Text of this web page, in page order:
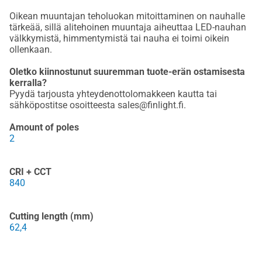
Oikean muuntajan teholuokan mitoittaminen on nauhalle
tärkeää, sillä alitehoinen muuntaja aiheuttaa LED-nauhan
välkkymistä, himmentymistä tai nauha ei toimi oikein
ollenkaan.
Oletko kiinnostunut suuremman tuote-erän ostamisesta
kerralla?
Pyydä tarjousta yhteydenottolomakkeen kautta tai
sähköpostitse osoitteesta sales@finlight.fi.
Amount of poles
2
CRI + CCT
840
Cutting length (mm)
62,4